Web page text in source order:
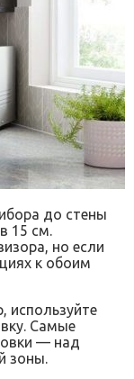
до стены
15 см.
но если
к обоим
используйте
Самые
— над
зоны.